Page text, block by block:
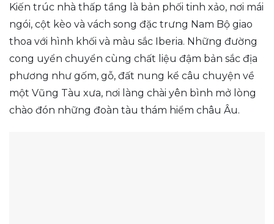
Kiến trúc nhà thấp tầng là bản phối tinh xảo, nơi mái
ngói, cột kèo và vách song đặc trưng Nam Bộ giao
thoa với hình khối và màu sắc Iberia. Những đường
cong uyển chuyển cùng chất liệu đậm bản sắc địa
phương như gốm, gỗ, đất nung kể câu chuyện về
một Vũng Tàu xưa, nơi làng chài yên bình mở lòng
chào đón những đoàn tàu thám hiểm châu Âu.